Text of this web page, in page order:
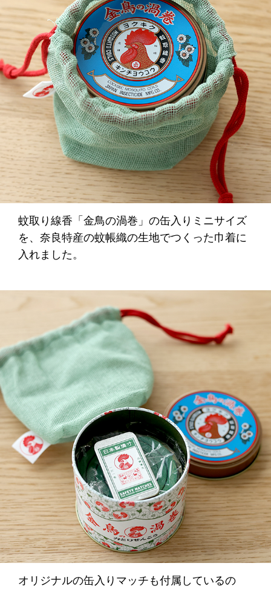
蚊取り線香「金鳥の渦巻」の缶入りミニサイズ
を、奈良特産の蚊帳織の生地でつくった巾着に
入れました。
オリジナルの缶入りマッチも付属しているの